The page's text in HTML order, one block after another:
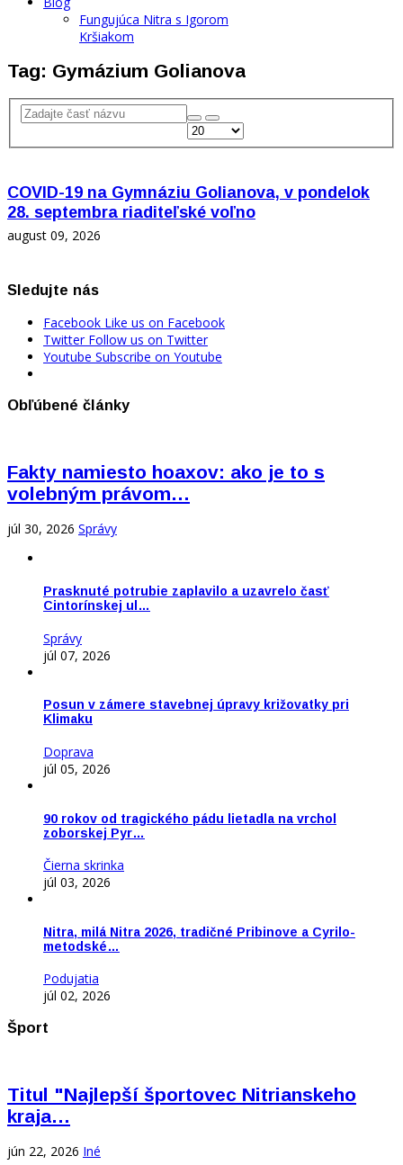
Fungujúca Nitra s Igorom
Kršiakom
Tag: Gymázium Golianova
COVID-19 na Gymnáziu Golianova, v pondelok
28. septembra riaditeľské voľno
august 09, 2026
Sledujte nás
Facebook Like us on Facebook
Twitter Follow us on Twitter
Youtube Subscribe on Youtube
Obľúbené články
Fakty namiesto hoaxov: ako je to s
volebným právom…
júl 30, 2026 Správy
Prasknuté potrubie zaplavilo a uzavrelo časť
Cintorínskej ul…
Správy
júl 07, 2026
Posun v zámere stavebnej úpravy križovatky pri
Klimaku
Doprava
júl 05, 2026
90 rokov od tragického pádu lietadla na vrchol
zoborskej Pyr…
Čierna skrinka
júl 03, 2026
Nitra, milá Nitra 2026, tradičné Pribinove a Cyrilo-
metodské…
Podujatia
júl 02, 2026
Šport
Titul "Najlepší športovec Nitrianskeho
kraja…
jún 22, 2026 Iné